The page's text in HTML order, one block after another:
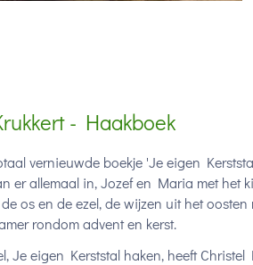
- Haakboek
vernieuwde boekje 'Je eigen
er allemaal in, Jozef en Maria met het
os en de ezel, de wijzen uit het oosten
rondom advent en kerst.
Je eigen Kerststal haken, heeft Christel